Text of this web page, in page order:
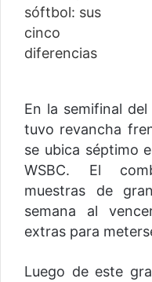
En la semifinal
tuvo revancha
se ubica séptimo
WSBC. El
muestras de
semana al
extras para
Luego de este